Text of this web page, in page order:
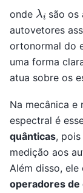
onde λ são os
autovetores
ortonormal do
uma forma
atua sobre os
Na mecânica e
espectral é
quânticas,
medição aos
Além disso,
operadores de